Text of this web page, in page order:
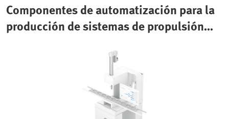
Componentes de automatización para la
producción de sistemas de propulsión